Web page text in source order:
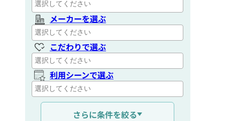
メーカーを選ぶ
こだわりで選ぶ
利用シーンで選ぶ
通信距離を選ぶ
さらに条件を絞る